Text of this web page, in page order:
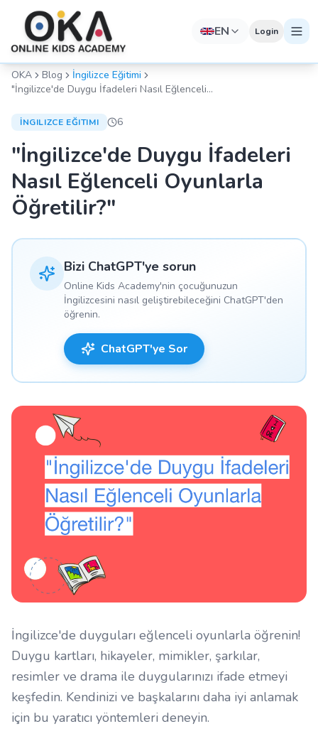
EN Login
OKA Blog
İngilizce Eğitimi
"İngilizce'de Duygu İfadeleri Nasıl Eğlenceli
İNGILIZCE EĞITIMI 6
"İngilizce'de Duygu İfadeleri
Nasıl Eğlenceli Oyunlarla
Öğretilir?"
Bizi ChatGPT'ye sorun
Online Kids Academy'nin çocuğunuzun
İngilizcesini nasıl geliştirebileceğini ChatGPT'den
öğrenin.
ChatGPT'ye Sor
İngilizce'de duyguları eğlenceli oyunlarla öğrenin!
Duygu kartları, hikayeler, mimikler, şarkılar,
resimler ve drama ile duygularınızı ifade etmeyi
keşfedin. Kendinizi ve başkalarını daha iyi anlamak
için bu yaratıcı yöntemleri deneyin.